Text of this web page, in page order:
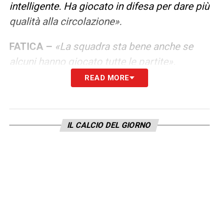
intelligente. Ha giocato in difesa per dare più
qualità alla circolazione».
FATICA – «La squadra sta bene anche se
alcuni hanno giocato tutte le partite».
PELLEGRINI – «Lorenzo è un giocatore
bravo a trovare spazio, ha corso tanto e ha
lavorato tanto per la squadra. Ma abbiamo
READ MORE
IL CALCIO DEL GIORNO